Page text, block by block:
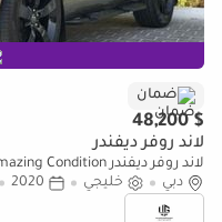
ضمان
$ 48,200
لاند روفر ديفندر
لاند روفر ديفندر Other ( Amazing Condition )
دبي
خليجي 2020